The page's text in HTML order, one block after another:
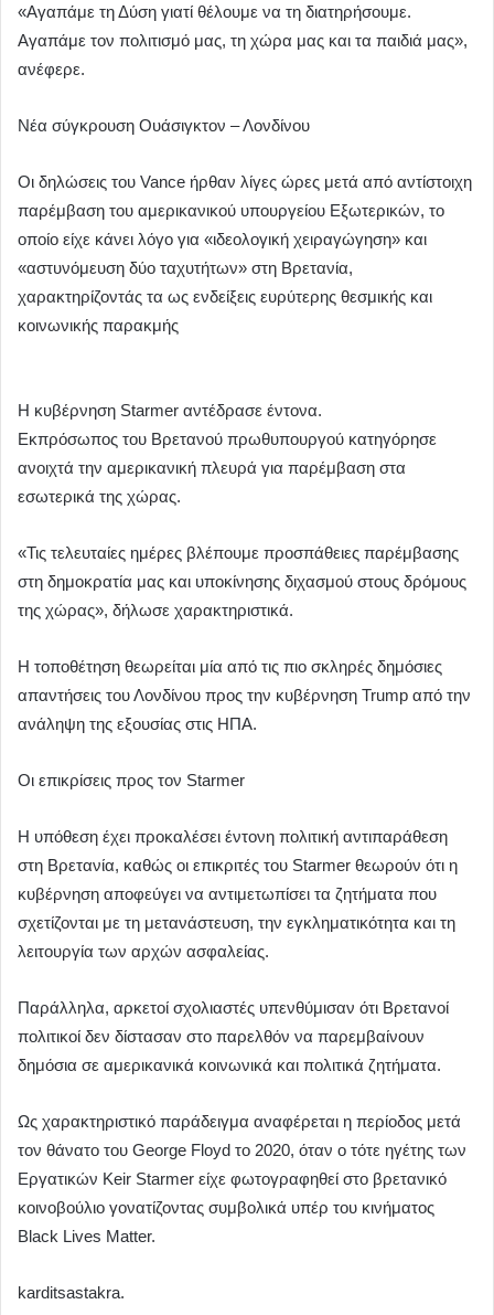
«Αγαπάμε τη Δύση γιατί θέλουμε να τη διατηρήσουμε.
Αγαπάμε τον πολιτισμό μας, τη χώρα μας και τα παιδιά μας»,
ανέφερε.
Νέα σύγκρουση Ουάσιγκτον – Λονδίνου
Οι δηλώσεις του Vance ήρθαν λίγες ώρες μετά από αντίστοιχη
παρέμβαση του αμερικανικού υπουργείου Εξωτερικών, το
οποίο είχε κάνει λόγο για «ιδεολογική χειραγώγηση» και
«αστυνόμευση δύο ταχυτήτων» στη Βρετανία,
χαρακτηρίζοντάς τα ως ενδείξεις ευρύτερης θεσμικής και
κοινωνικής παρακμής
Η κυβέρνηση Starmer αντέδρασε έντονα.
Εκπρόσωπος του Βρετανού πρωθυπουργού κατηγόρησε
ανοιχτά την αμερικανική πλευρά για παρέμβαση στα
εσωτερικά της χώρας.
«Τις τελευταίες ημέρες βλέπουμε προσπάθειες παρέμβασης
στη δημοκρατία μας και υποκίνησης διχασμού στους δρόμους
της χώρας», δήλωσε χαρακτηριστικά.
Η τοποθέτηση θεωρείται μία από τις πιο σκληρές δημόσιες
απαντήσεις του Λονδίνου προς την κυβέρνηση Trump από την
ανάληψη της εξουσίας στις ΗΠΑ.
Οι επικρίσεις προς τον Starmer
Η υπόθεση έχει προκαλέσει έντονη πολιτική αντιπαράθεση
στη Βρετανία, καθώς οι επικριτές του Starmer θεωρούν ότι η
κυβέρνηση αποφεύγει να αντιμετωπίσει τα ζητήματα που
σχετίζονται με τη μετανάστευση, την εγκληματικότητα και τη
λειτουργία των αρχών ασφαλείας.
Παράλληλα, αρκετοί σχολιαστές υπενθύμισαν ότι Βρετανοί
πολιτικοί δεν δίστασαν στο παρελθόν να παρεμβαίνουν
δημόσια σε αμερικανικά κοινωνικά και πολιτικά ζητήματα.
Ως χαρακτηριστικό παράδειγμα αναφέρεται η περίοδος μετά
τον θάνατο του George Floyd το 2020, όταν ο τότε ηγέτης των
Εργατικών Keir Starmer είχε φωτογραφηθεί στο βρετανικό
κοινοβούλιο γονατίζοντας συμβολικά υπέρ του κινήματος
Black Lives Matter.
karditsastakra.